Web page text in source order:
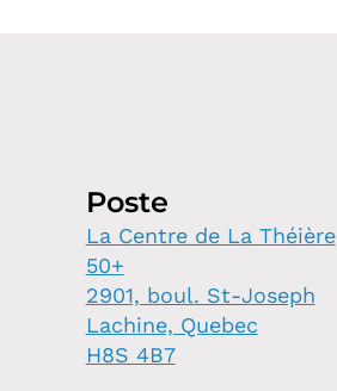
Poste
La Centre de La Théière
50+
2901, boul. St-Joseph
Lachine, Quebec
H8S 4B7